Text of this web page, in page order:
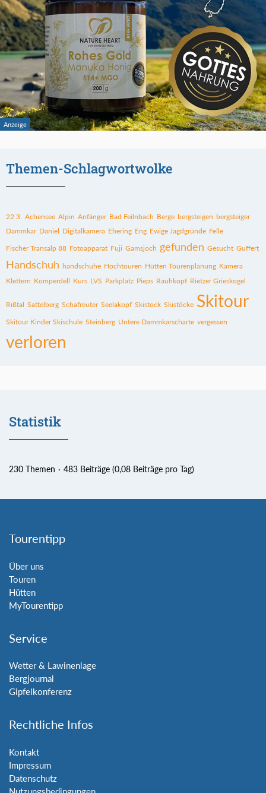
Themen-Schlagwortwolke
22.3. Achensee Alpin Anfänger Bad Feilnbach Berge bergsteigen bergsteiger
Dammkar Daniel Digitalkamera Ehering Eng Ewige Jagdgründe Felle
Fischer Transalp 88 Fotoapparat Fuji Gamsjoch gefunden Gesucht Guffert
Handschuh handschuhe Hochtouren Hütten Tourenplanung Kamera
Klettern Komperdell Kurs LVS Parkplatz Pieps Rauhkopf Rietzer Grieskogel
Rißtal Sattelberg Schafreuter Seelakopf Skistock Skistöcke Skitour
Skitour Kinder Skischule Steinberg Untere Dammkarscharte vergessen
verloren
Statistik
230 Themen 483 Beiträge (0,08 Beiträge pro Tag)
Tourentipp
Über uns
Touren
Hütten
MyTourentipp
Service
Wetter & Lawinenlage
Bergjournal
Gipfelkonferenz
Rechtliche Infos
Kontakt
Impressum
Datenschutz